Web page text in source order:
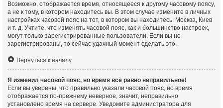
Возможно, отображается время, относящееся к другому часовому поясу,
а не к тому, в котором находитесь вы. В этом случае измените в личных
настройках часовой пояс на тот, в котором вы находитесь: Москва, Киев
и т. д. Учтите, что изменять часовой пояс, как и большинство настроек,
могут только зарегистрированные пользователи. Если вы не
зарегистрированы, то сейчас удачный момент сделать это.
Вернуться к началу
Я изменил часовой пояс, но время всё равно неправильное!
Если вы уверены, что правильно указали часовой пояс, но время
отображается по-прежнему неверное, значит, неправильно
установлено время на сервере. Уведомите администратора для